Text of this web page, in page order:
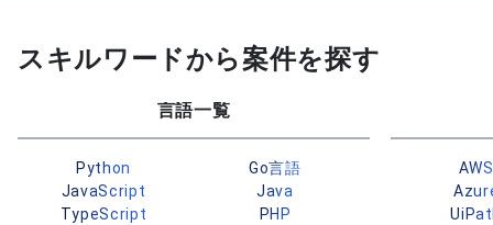
スキルワードから案件を探す
言語一覧
Python
Go言語
JavaScript
Java
TypeScript
PHP
AWS